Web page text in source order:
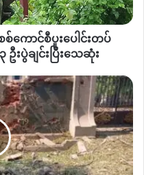
လည်ပတ်သော တောင်တက်
သိမ်းဆည်းခြင်းဖြင့် ပါဝင်
ောင်းဆိုနေကြသည်။
င်စီတပ်လက်အောက်ခံ
လာရေး ဝန်ကြီးဌာနမှ သဘာဝ
သက်သည့်အမြင်ဖွင့် ပညာပေး
ပ်သွားကြောင်း သိရသည်။
ောင်စီပူးပေါင်းတပ်
းပွဲချင်းပြီးသေဆုံး